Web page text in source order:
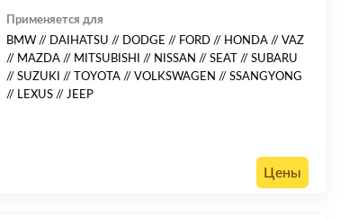
Применяется для
BMW // DAIHATSU // DODGE // FORD // HONDA // VAZ
// MAZDA // MITSUBISHI // NISSAN // SEAT // SUBARU
// SUZUKI // TOYOTA // VOLKSWAGEN // SSANGYONG
// LEXUS // JEEP
Цены